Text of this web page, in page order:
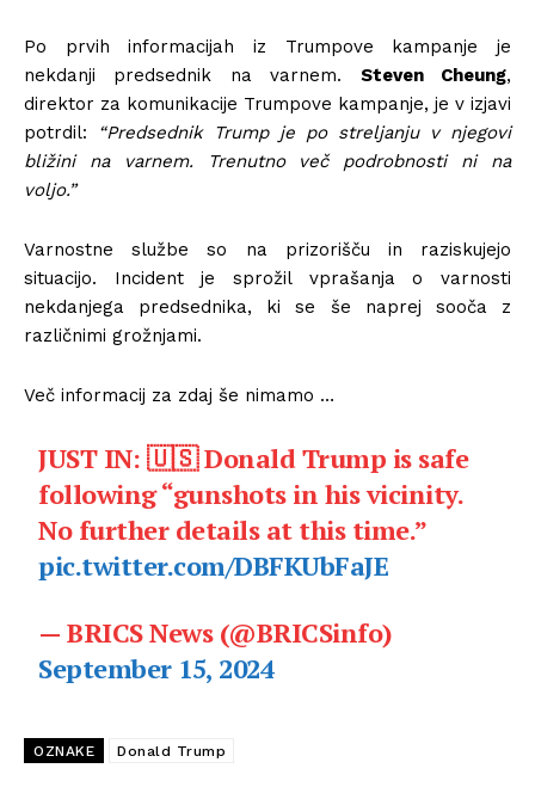
Po prvih informacijah iz Trumpove kampanje je
nekdanji predsednik na varnem. Steven Cheung,
direktor za komunikacije Trumpove kampanje, je v izjavi
potrdil:
“Predsednik Trump je po streljanju v njegovi
bližini na varnem. Trenutno več podrobnosti ni na
voljo.”
Varnostne službe so na prizorišču in raziskujejo
situacijo. Incident je sprožil vprašanja o varnosti
nekdanjega predsednika, ki se še naprej sooča z
različnimi grožnjami.
Več informacij za zdaj še nimamo …
JUST IN: 🇺🇸 Donald Trump is safe
following “gunshots in his vicinity.
No further details at this time.”
pic.twitter.com/DBFKUbFaJE
— BRICS News (@BRICSinfo)
September 15, 2024
OZNAKE Donald Trump